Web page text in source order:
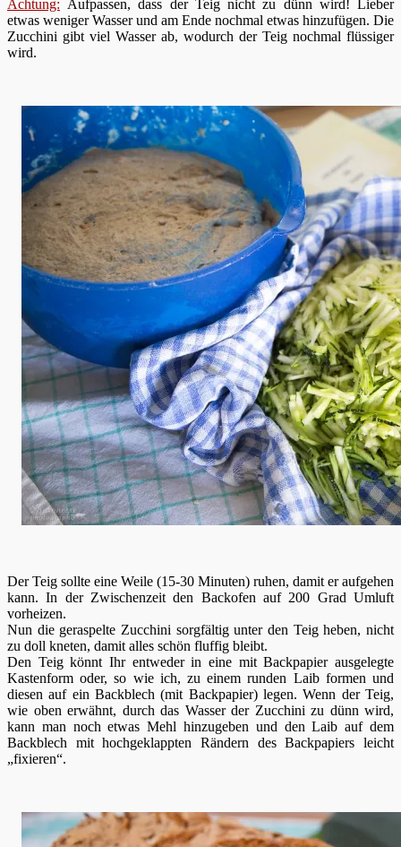
Achtung: Aufpassen, dass der Teig nicht zu dünn wird! Lieber
etwas weniger Wasser und am Ende nochmal etwas hinzufügen. Die
Zucchini gibt viel Wasser ab, wodurch der Teig nochmal flüssiger
wird.
Der Teig sollte eine Weile (15-30 Minuten) ruhen, damit er aufgehen
kann. In der Zwischenzeit den Backofen auf 200 Grad Umluft
vorheizen.
Nun die geraspelte Zucchini sorgfältig unter den Teig heben, nicht
zu doll kneten, damit alles schön fluffig bleibt.
Den Teig könnt Ihr entweder in eine mit Backpapier ausgelegte
Kastenform oder, so wie ich, zu einem runden Laib formen und
diesen auf ein Backblech (mit Backpapier) legen. Wenn der Teig,
wie oben erwähnt, durch das Wasser der Zucchini zu dünn wird,
kann man noch etwas Mehl hinzugeben und den Laib auf dem
Backblech mit hochgeklappten Rändern des Backpapiers leicht
„fixieren“.